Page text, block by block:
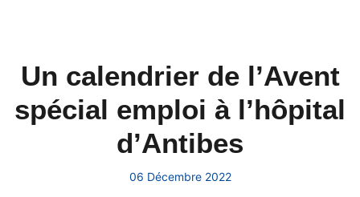
Un calendrier de l’Avent
spécial emploi à l’hôpital
d’Antibes
06 Décembre 2022